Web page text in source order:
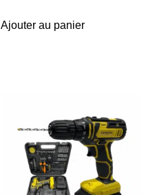
Ajouter au panier